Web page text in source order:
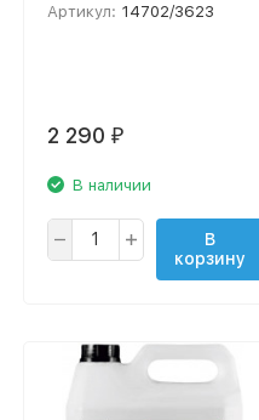
Артикул: 14702/3623
2 290 ₽
В наличии
В
корзину